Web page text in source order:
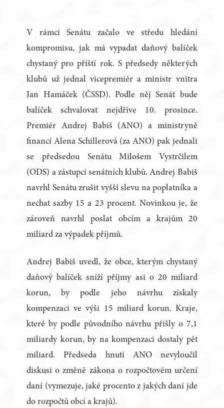
V rámci Senátu začalo ve středu hledání
kompromisu, jak má vypadat daňový balíček
chystaný pro příští rok. S předsedy některých
klubů už jednal vicepremiér a ministr vnitra
Jan Hamáček (ČSSD). Podle něj Senát bude
balíček schvalovat nejdříve 10. prosince.
Premiér Andrej Babiš (ANO) a ministryně
financí Alena Schillerová (za ANO) pak jednali
se předsedou Senátu Milošem Vystrčilem
(ODS) a zástupci senátních klubů. Andrej Babiš
navrhl Senátu zrušit vyšší slevu na poplatníka a
nechat sazby 15 a 23 procent. Novinkou je, že
zároveň navrhl poslat obcím a krajům 20
miliard za výpadek příjmů.
Andrej Babiš uvedl, že obce, kterým chystaný
daňový balíček sníží příjmy asi o 20 miliard
korun, by podle jeho návrhu získaly
kompenzaci ve výši 15 miliard korun. Kraje,
které by podle původního návrhu přišly o 7,1
miliardy korun, by na kompenzaci dostaly pět
miliard. Předseda hnutí ANO nevyloučil
diskusi o změně zákona o rozpočtovém určení
daní (vymezuje, jaké procento z jakých daní jde
do rozpočtů obcí a krajů).